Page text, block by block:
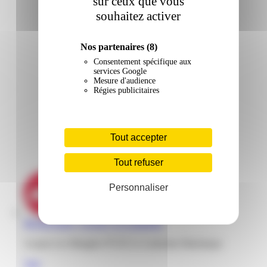
souhaitez activer
Nos partenaires (8)
Consentement spécifique aux
services Google
Mesure d'audience
Régies publicitaires
Tout accepter
Tout refuser
Personnaliser
Mr Bricolage | Acajou | Le Lamentin